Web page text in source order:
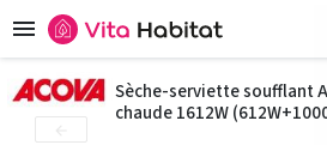

Sèche-serviette soufflant
chaude 1612W